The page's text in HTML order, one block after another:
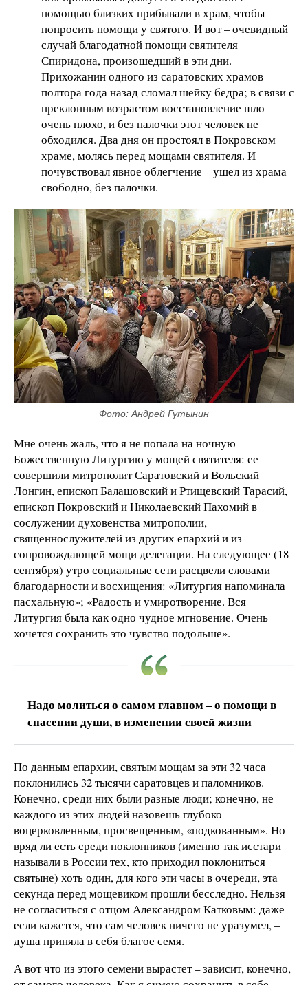
помощью близких прибывали в храм, чтобы
попросить помощи у святого. И вот – очевидный
случай благодатной помощи святителя
Спиридона, произошедший в эти дни.
Прихожанин одного из саратовских храмов
полтора года назад сломал шейку бедра; в связи с
преклонным возрастом восстановление шло
очень плохо, и без палочки этот человек не
обходился. Два дня он простоял в Покровском
храме, молясь перед мощами святителя. И
почувствовал явное облегчение – ушел из храма
свободно, без палочки.
Фото: Андрей Гутынин
Мне очень жаль, что я не попала на ночную
Божественную Литургию у мощей святителя: ее
совершили митрополит Саратовский и Вольский
Лонгин, епископ Балашовский и Ртищевский Тарасий,
епископ Покровский и Николаевский Пахомий в
сослужении духовенства митрополии,
священнослужителей из других епархий и из
сопровождающей мощи делегации. На следующее (18
сентября) утро социальные сети расцвели словами
благодарности и восхищения: «Литургия напоминала
пасхальную»; «Радость и умиротворение. Вся
Литургия была как одно чудное мгновение. Очень
хочется сохранить это чувство подольше».
Надо молиться о самом главном – о помощи в
спасении души, в изменении своей жизни
По данным епархии, святым мощам за эти 32 часа
поклонились 32 тысячи саратовцев и паломников.
Конечно, среди них были разные люди; конечно, не
каждого из этих людей назовешь глубоко
воцерковленным, просвещенным, «подкованным». Но
вряд ли есть среди поклонников (именно так исстари
называли в России тех, кто приходил поклониться
святыне) хоть один, для кого эти часы в очереди, эта
секунда перед мощевиком прошли бесследно. Нельзя
не согласиться с отцом Александром Катковым: даже
если кажется, что сам человек ничего не уразумел, –
душа приняла в себя благое семя.
А вот что из этого семени вырастет – зависит, конечно,